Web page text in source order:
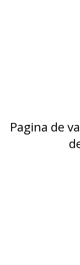
Pagina de